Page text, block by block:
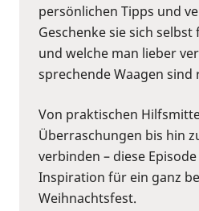
persönlichen Tipps und
Geschenke sie sich
und welche man lieber
sprechende Waagen sind
Von praktischen
Überraschungen bis hin
verbinden – diese
Inspiration für ein ganz
Weihnachtsfest.